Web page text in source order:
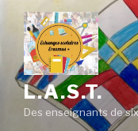
Aller
contenu
principal
L.A.S.T.
Des enseignants de